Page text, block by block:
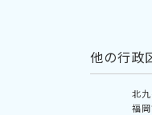
他の行政
北
福